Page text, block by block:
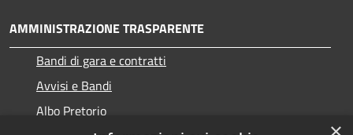
AMMINISTRAZIONE TRASPARENTE
Bandi di gara e contratti
Avvisi e Bandi
Albo Pretorio